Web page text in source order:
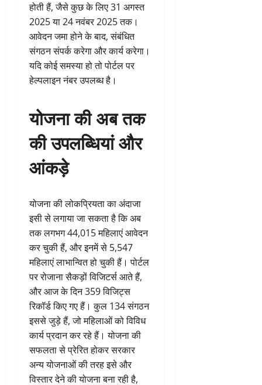
होती हैं, जैसे कुछ के लिए 31 अगस्त
2025 या 24 नवंबर 2025 तक।
आवेदन जमा होने के बाद, संबंधित
संगठन संपर्क करेगा और कार्य करेगा।
यदि कोई समस्या हो तो पोर्टल पर
हेल्पलाइन नंबर उपलब्ध है।
योजना की अब तक
की उपलब्धियां और
आंकड़े
योजना की लोकप्रियता का अंदाजा
इसी से लगाया जा सकता है कि अब
तक लगभग 44,015 महिलाएं आवेदन
कर चुकी हैं, और इनमें से 5,547
महिलाएं लाभान्वित हो चुकी हैं। पोर्टल
पर रोजाना सैकड़ों विजिटर्स आते हैं,
और आज के दिन 359 विजिट्स
रिकॉर्ड किए गए हैं। कुल 134 संगठन
इससे जुड़े हैं, जो महिलाओं को विविध
कार्य प्रदान कर रहे हैं। योजना की
सफलता से प्रेरित होकर सरकार
अन्य योजनाओं की तरह इसे और
विस्तार देने की योजना बना रही है,